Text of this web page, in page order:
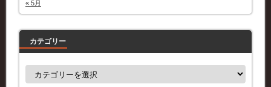
« 5月
カテゴリー
カ